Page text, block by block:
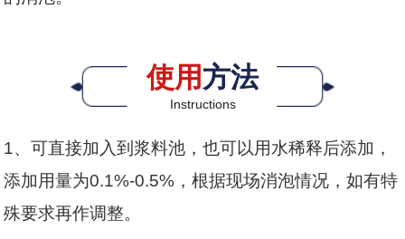
使用方法
Instructions
1、可直接加入到浆料池，也可以用水稀释后添加，
添加用量为0.1%-0.5%，根据现场消泡情况，如有特
殊要求再作调整。